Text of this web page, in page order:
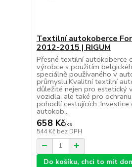
Textilní autokoberce
2012-2015 | RIGUM
Přesné textilní autokoberce
výrobce s použitím
speciálně používaného v
průmyslu.Kvalitní textilní
důležité nejen pro estetický
vozidla, ale také pro
pohodlí cestujících.
autokob...
658 Kč/ks
544 Kč bez DPH
Do košíku, chci to mít